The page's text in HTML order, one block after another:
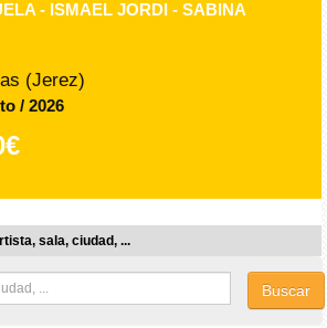
- ISMAEL JORDI - SABINA
(Jerez)
/ 2026
sala, ciudad, ...
Buscar